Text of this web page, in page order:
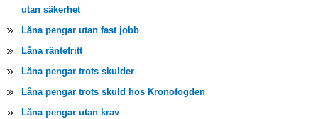
utan säkerhet
Låna pengar utan fast jobb
Låna räntefritt
Låna pengar trots skulder
Låna pengar trots skuld hos Kronofogden
Låna pengar utan krav